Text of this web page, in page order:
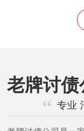
老牌讨债
专业